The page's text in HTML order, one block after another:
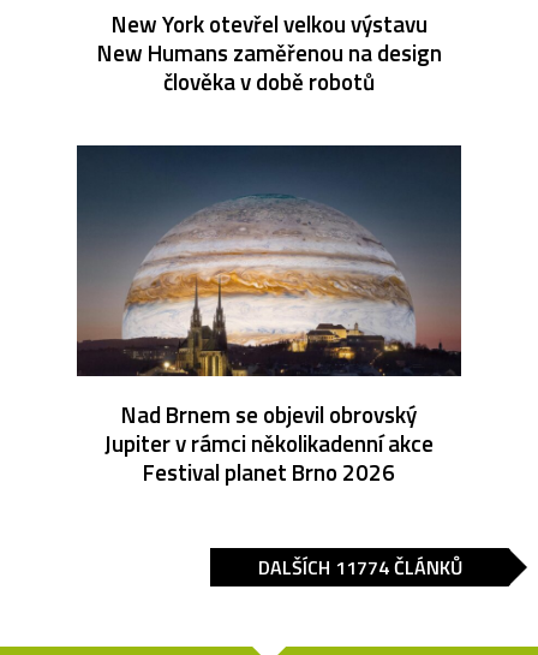
New York otevřel velkou výstavu
New Humans zaměřenou na design
člověka v době robotů
Nad Brnem se objevil obrovský
Jupiter v rámci několikadenní akce
Festival planet Brno 2026
DALŠÍCH 11774 ČLÁNKŮ